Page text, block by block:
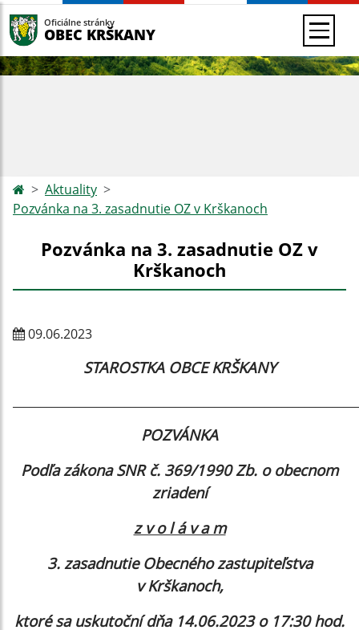
Oficiálne stránky
OBEC KRŠKANY
Aktuality
Pozvánka na 3. zasadnutie OZ v Krškanoch
Pozvánka na 3. zasadnutie OZ v
Krškanoch
09.06.2023
STAROSTKA OBCE KRŠKANY
POZVÁNKA
Podľa zákona SNR č. 369/1990 Zb. o obecnom
zriadení
z v o l á v a m
3. zasadnutie Obecného zastupiteľstva
v Krškanoch,
ktoré sa uskutoční dňa 14.06.2023 o 17:30 hod.